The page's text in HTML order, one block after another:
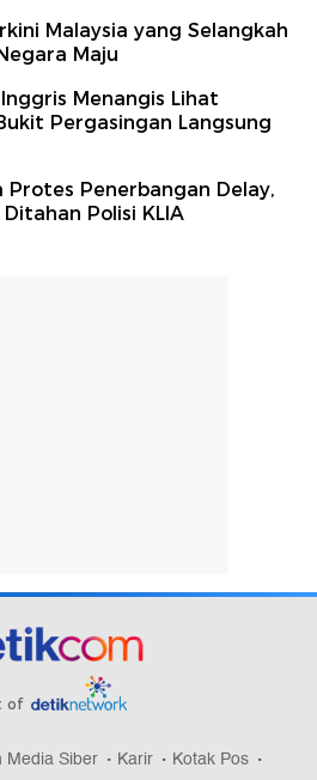
Malaysia yang Selangkah
Maju
Menangis Lihat
Pergasingan Langsung
Protes Penerbangan Delay,
Polisi KLIA
of
Media Siber Karir
Kotak Pos